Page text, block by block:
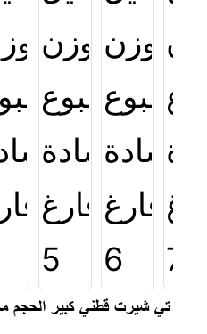
تي شيرت قطني كبير